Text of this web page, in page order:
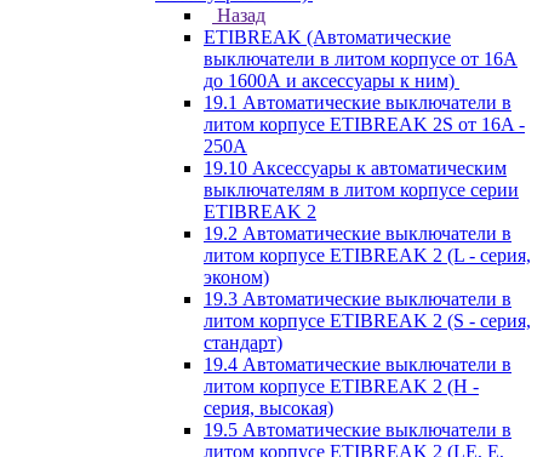
Назад
ETIBREAK (Автоматические
выключатели в литом корпусе от 16А
до 1600А и аксессуары к ним)
19.1 Автоматические выключатели в
литом корпусе ETIBREAK 2S от 16A -
250A
19.10 Аксессуары к автоматическим
выключателям в литом корпусе серии
ETIBREAK 2
19.2 Автоматические выключатели в
литом корпусе ETIBREAK 2 (L - серия,
эконом)
19.3 Автоматические выключатели в
литом корпусе ETIBREAK 2 (S - серия,
стандарт)
19.4 Автоматические выключатели в
литом корпусе ETIBREAK 2 (H -
серия, высокая)
19.5 Автоматические выключатели в
литом корпусе ETIBREAK 2 (LE, E,